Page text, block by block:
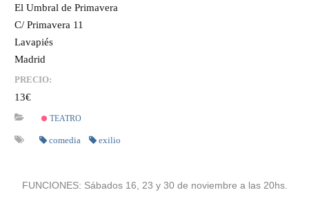
El Umbral de Primavera
C/ Primavera 11
Lavapiés
Madrid
PRECIO:
13€
TEATRO
comedia exilio
FUNCIONES: Sábados 16, 23 y 30 de noviembre a las 20hs.